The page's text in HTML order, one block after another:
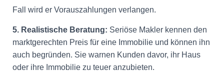
Fall wird er Vorauszahlungen verlangen.
5. Realistische Beratung: Seriöse Makler kennen den
marktgerechten Preis für eine Immobilie und können ihn
auch begründen. Sie warnen Kunden davor, ihr Haus
oder ihre Immobilie zu teuer anzubieten.